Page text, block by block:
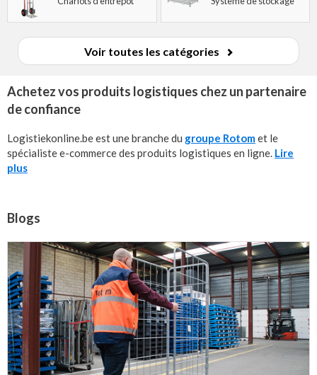
Voir toutes les catégories
Achetez vos produits logistiques chez un partenaire
de confiance
Logistiekonline.be est une branche du groupe Rotomet le
spécialiste e-commerce des produits logistiques en ligne. Lire
plus
Blogs